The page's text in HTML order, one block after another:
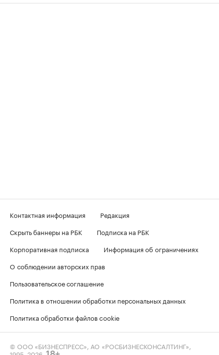
Контактная информация
Редакция
Скрыть баннеры на РБК
Подписка на РБК
Корпоративная подписка
Информация об ограничениях
О соблюдении авторских прав
Пользовательское соглашение
Политика в отношении обработки персональных данных
Политика обработки файлов cookie
© ООО «БИЗНЕСПРЕСС», АО «РОСБИЗНЕСКОНСАЛТИНГ»,